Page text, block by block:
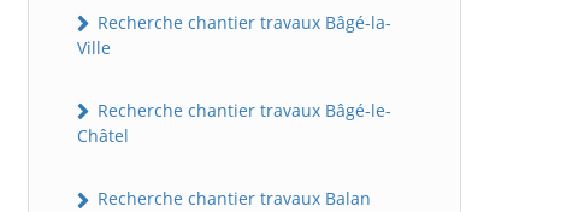
Recherche chantier travaux Bâgé-la-
Ville
Recherche chantier travaux Bâgé-le-
Châtel
Recherche chantier travaux Balan